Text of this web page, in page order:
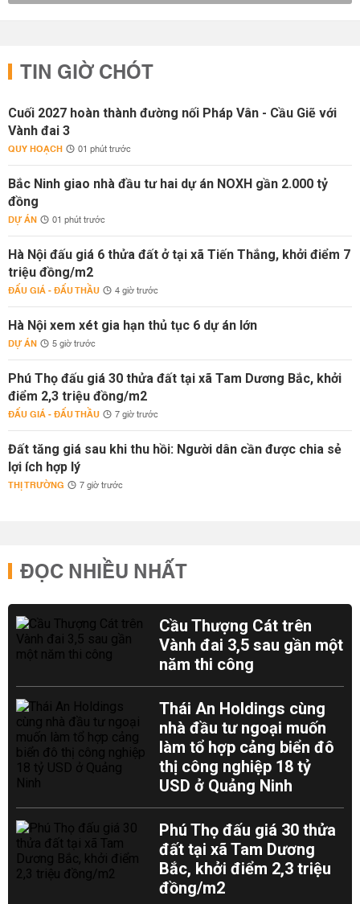
TIN GIỜ CHÓT
Cuối 2027 hoàn thành đường nối Pháp Vân - Cầu Giẽ với
Vành đai 3
QUY HOẠCH 01 phút trước
Bắc Ninh giao nhà đầu tư hai dự án NOXH gần 2.000 tỷ
đồng
DỰ ÁN 01 phút trước
Hà Nội đấu giá 6 thửa đất ở tại xã Tiến Thắng, khởi điểm 7
triệu đồng/m2
ĐẤU GIÁ - ĐẤU THẦU 4 giờ trước
Hà Nội xem xét gia hạn thủ tục 6 dự án lớn
DỰ ÁN 5 giờ trước
Phú Thọ đấu giá 30 thửa đất tại xã Tam Dương Bắc, khởi
điểm 2,3 triệu đồng/m2
ĐẤU GIÁ - ĐẤU THẦU 7 giờ trước
Đất tăng giá sau khi thu hồi: Người dân cần được chia sẻ
lợi ích hợp lý
THỊ TRƯỜNG 7 giờ trước
ĐỌC NHIỀU NHẤT
Cầu Thượng Cát trên
Vành đai 3,5 sau gần một
năm thi công
Thái An Holdings cùng
nhà đầu tư ngoại muốn
làm tổ hợp cảng biển đô
thị công nghiệp 18 tỷ
USD ở Quảng Ninh
Phú Thọ đấu giá 30 thửa
đất tại xã Tam Dương
Bắc, khởi điểm 2,3 triệu
đồng/m2